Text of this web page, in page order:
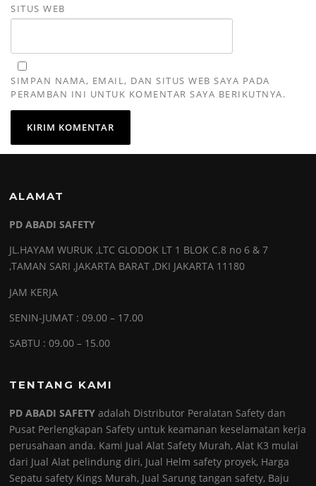
SITUS WEB
SIMPAN NAMA, EMAIL, DAN SITUS WEB SAYA PADA
PERAMBAN INI UNTUK KOMENTAR SAYA BERIKUTNYA.
ALAMAT
PD ABADI SAFETY
JL.HAYAM WURUK ,LTC GLODOK LT 1 BLOK C.8 no 6 & 7
,TAMAN SARI ,JAKARTA BARAT ,DKI JAKARTA 11180
JAM KERJA
SENIN-JUMAT : 09.00 – 17.00
SABTU : 09.00 – 15.00
TENTANG KAMI
PD ABADI SAFETY adalah Distributor Peralatan Safety dan
Pusat Perlengkapan Safety untuk keamanan keselamatan kerja
perusahaan anda. Kami Jual Alat Safety Murah, Alat K3 mulai
dari Jual Alat pelindung diri, Jual Helm safety proyek, Harga
Sepatu safety Kings Murah, Jual Sarung tangan safety, Baju